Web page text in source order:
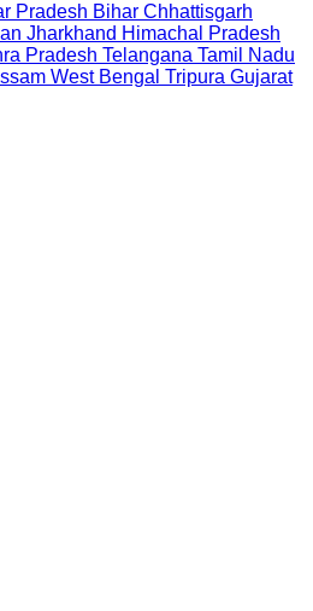
Pradesh Bihar Chhattisgarh
Jharkhand Himachal Pradesh
Pradesh Telangana Tamil Nadu
West Bengal Tripura Gujarat